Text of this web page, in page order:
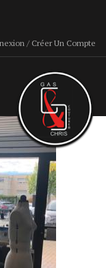
/ Créer Un Compte